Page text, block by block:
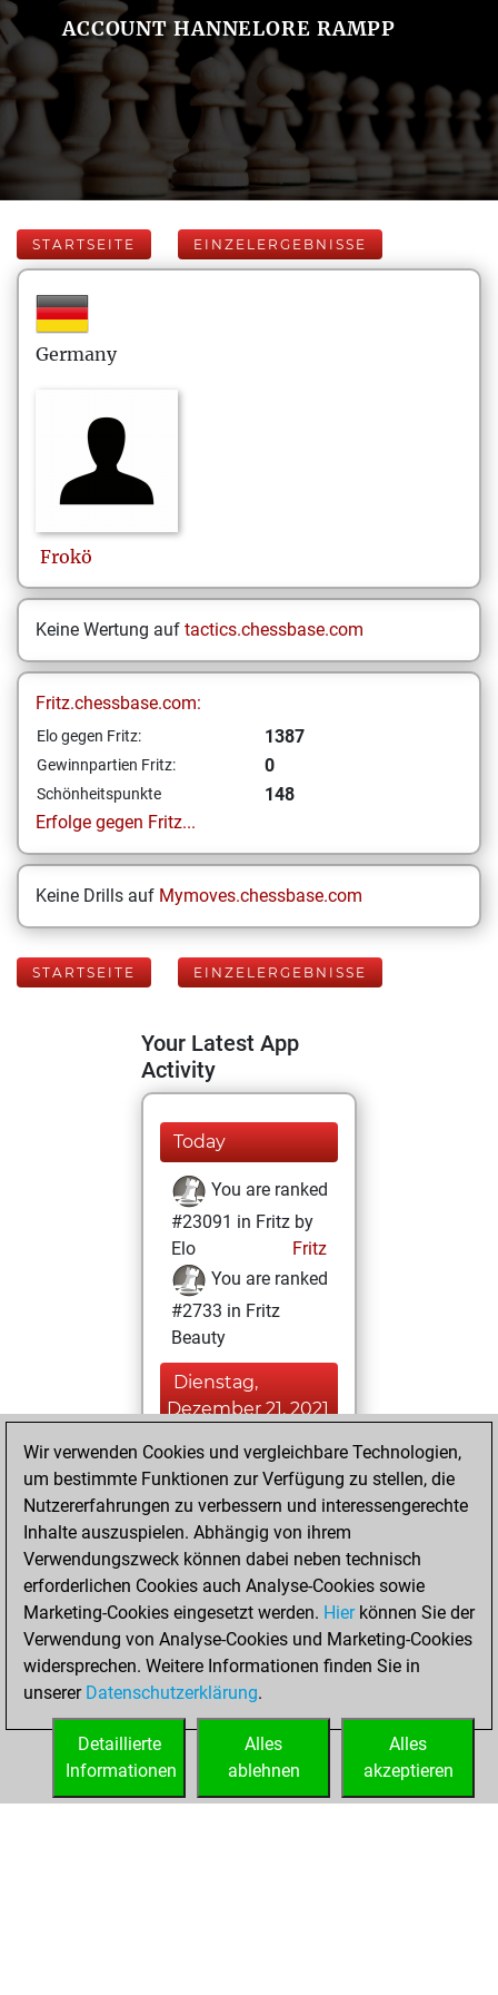
ACCOUNT HANNELORE RAMPP
STARTSEITE EINZELERGEBNISSE
Germany
Frokö
Keine Wertung auf tactics.chessbase.com
Fritz.chessbase.com:
Elo gegen Fritz: 1387
Gewinnpartien Fritz: 0
Schönheitspunkte
148
Erfolge gegen Fritz...
Keine Drills auf Mymoves.chessbase.com
STARTSEITE EINZELERGEBNISSE
Your Latest App
Activity
Today
You are ranked
#23091 in Fritz by
Elo
Fritz
You are ranked
#2733 in Fritz
Beauty
Dienstag,
Dezember 21, 2021
You achieved a
BeautyScore of 148
Fritz
achieved a new Elo
of 1387
Freitag,
Dezember 10, 2021
You created
your Fritz account
Wir verwenden Cookies und vergleichbare Technologien,
um bestimmte Funktionen zur Verfügung zu stellen, die
Nutzererfahrungen zu verbessern und interessengerechte
Inhalte auszuspielen. Abhängig von ihrem
Verwendungszweck können dabei neben technisch
erforderlichen Cookies auch Analyse-Cookies sowie
Marketing-Cookies eingesetzt werden. Hierkönnen Sie der
Verwendung von Analyse-Cookies und Marketing-Cookies
widersprechen. Weitere Informationen finden Sie in
unserer Datenschutzerklärung.
Alles
akzeptieren
Alles
ablehnen
Detaillierte
Informationen